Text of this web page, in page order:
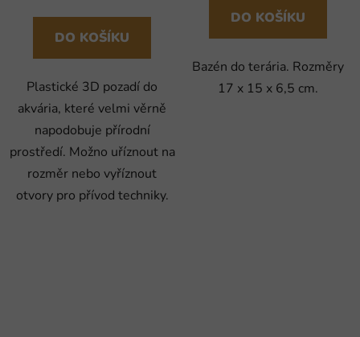
DO KOŠÍKU
Plastické 3D pozadí do
akvária, které velmi věrně
napodobuje přírodní
prostředí. Možno uříznout na
rozměr nebo vyříznout
otvory pro přívod techniky.
DO KOŠÍKU
Bazén do terária. Rozměry
17 x 15 x 6,5 cm.